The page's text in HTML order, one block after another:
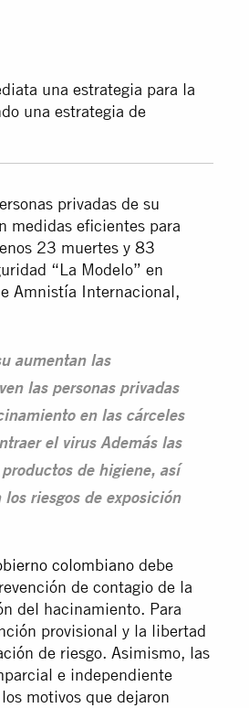
una estrategia para la
una estrategia de
privadas de su
medidas eficientes para
23 muertes y 83
“La Modelo” en
Amnistía Internacional,
aumentan las
las personas privadas
en las cárceles
el virus Además las
de higiene, así
riesgos de exposición
colombiano debe
de contagio de la
del hacinamiento. Para
provisional y la libertad
de riesgo. Asimismo, las
e independiente
motivos que dejaron